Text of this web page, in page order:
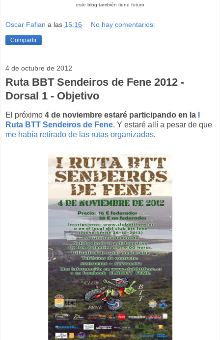
este blog también tiene futuro
Oscar Fafian a las 15:16 No hay comentarios:
Compartir
4 de octubre de 2012
Ruta BBT Sendeiros de Fene 2012 -
Dorsal 1 - Objetivo
El próximo 4 de noviembre estaré participando en la
Ruta BTT Sendeiros de Fene. Y estaré allí a pesar de que
me había retirado de las rutas organizadas.